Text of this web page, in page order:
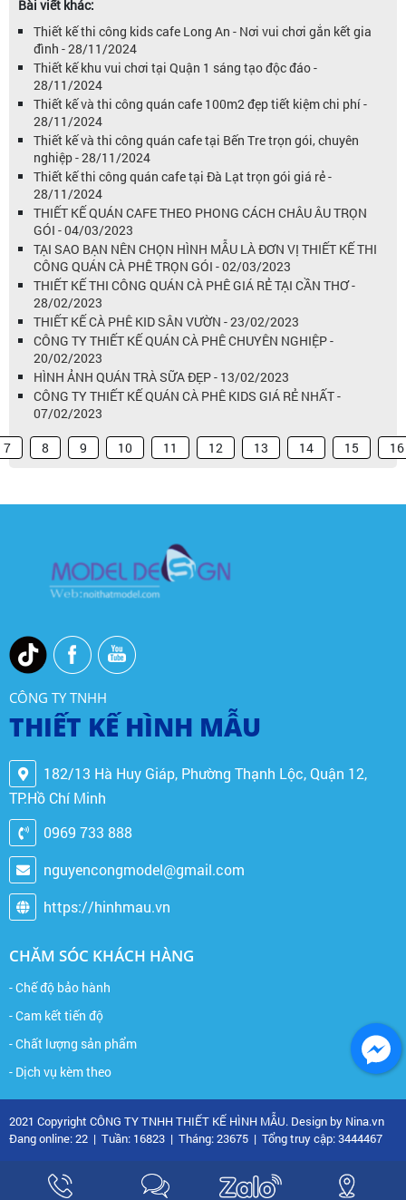
Bài viết khác:
Thiết kế thi công kids cafe Long An - Nơi vui chơi gắn kết gia
đình - 28/11/2024
Thiết kế khu vui chơi tại Quận 1 sáng tạo độc đáo -
28/11/2024
Thiết kế và thi công quán cafe 100m2 đẹp tiết kiệm chi phí -
28/11/2024
Thiết kế và thi công quán cafe tại Bến Tre trọn gói, chuyên
nghiệp - 28/11/2024
Thiết kế thi công quán cafe tại Đà Lạt trọn gói giá rẻ -
28/11/2024
THIẾT KẾ QUÁN CAFE THEO PHONG CÁCH CHÂU ÂU TRỌN
GÓI - 04/03/2023
TẠI SAO BẠN NÊN CHỌN HÌNH MẪU LÀ ĐƠN VỊ THIẾT KẾ THI
CÔNG QUÁN CÀ PHÊ TRỌN GÓI - 02/03/2023
THIẾT KẾ THI CÔNG QUÁN CÀ PHÊ GIÁ RẺ TẠI CẦN THƠ -
28/02/2023
THIẾT KẾ CÀ PHÊ KID SÂN VƯỜN - 23/02/2023
CÔNG TY THIẾT KẾ QUÁN CÀ PHÊ CHUYÊN NGHIỆP -
20/02/2023
HÌNH ẢNH QUÁN TRÀ SỮA ĐẸP - 13/02/2023
CÔNG TY THIẾT KẾ QUÁN CÀ PHÊ KIDS GIÁ RẺ NHẤT -
07/02/2023
7 8 9 10 11 12 13 14 15 16
CÔNG TY TNHH
THIẾT KẾ HÌNH MẪU
182/13 Hà Huy Giáp, Phường Thạnh Lộc, Quận 12,
TP.Hồ Chí Minh
0969 733 888
nguyencongmodel@gmail.com
https://hinhmau.vn
CHĂM SÓC KHÁCH HÀNG
- Chế độ bảo hành
- Cam kết tiến độ
- Chất lượng sản phẩm
- Dịch vụ kèm theo
2021 Copyright CÔNG TY TNHH THIẾT KẾ HÌNH MẪU. Design by Nina.vn
Đang online: 22 | Tuần: 16823 | Tháng: 23675 | Tổng truy cập: 3444467